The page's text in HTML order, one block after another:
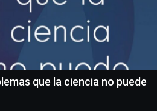
que la ciencia no puede